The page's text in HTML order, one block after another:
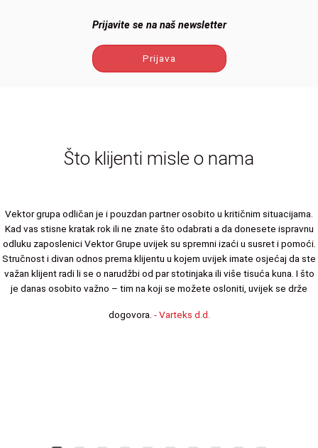
Prijavite se na naš newsletter
Prijava
Što klijenti misle o nama
Vektor grupa odličan je i pouzdan partner osobito u kritičnim situacijama.
Kad vas stisne kratak rok ili ne znate što odabrati a da donesete ispravnu
odluku zaposlenici Vektor Grupe uvijek su spremni izaći u susret i pomoći.
Stručnost i divan odnos prema klijentu u kojem uvijek imate osjećaj da ste
važan klijent radi li se o narudžbi od par stotinjaka ili više tisuća kuna. I što
je danas osobito važno – tim na koji se možete osloniti, uvijek se drže
dogovora. - Varteks d.d.